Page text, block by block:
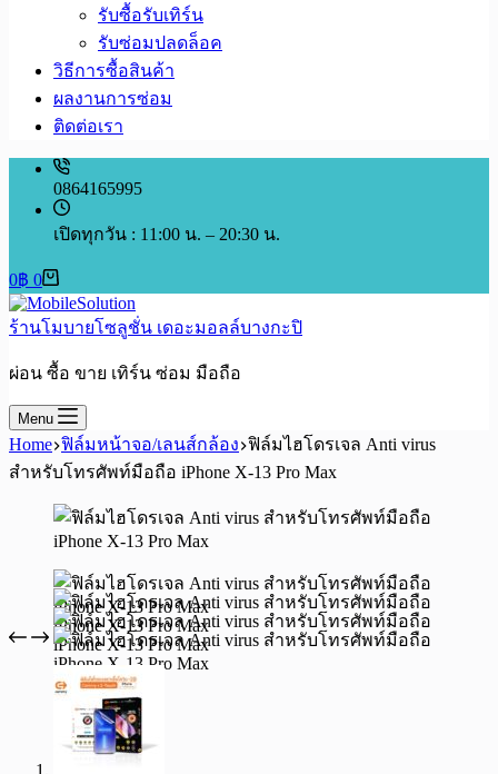
รับซื้อรับเทิร์น
รับซ่อมปลดล็อค
วิธีการซื้อสินค้า
ผลงานการซ่อม
ติดต่อเรา
0864165995
เปิดทุกวัน : 11:00 น. – 20:30 น.
Shopping
cart
0฿ 0
ร้านโมบายโซลูชั่น เดอะมอลล์บางกะปิ
ผ่อน ซื้อ ขาย เทิร์น ซ่อม มือถือ
Menu
Home ฟิล์มหน้าจอ/เลนส์กล้อง ฟิล์มไฮโดรเจล Anti virus
สำหรับโทรศัพท์มือถือ iPhone X-13 Pro Max